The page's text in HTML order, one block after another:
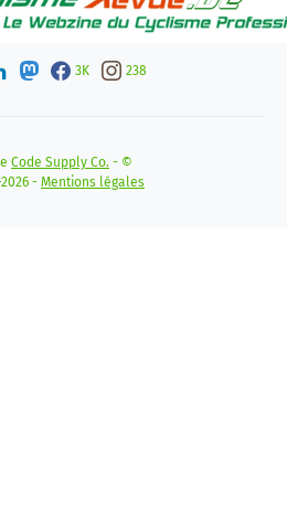
3K 238
Code Supply Co. - ©
- Mentions légales